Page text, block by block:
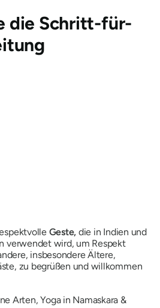
die Schritt-für-
Geste, die in Indien und
verwendet wird, um Respekt
insbesondere Ältere,
zu begrüßen und willkommen
Arten, Yoga in Namaskara &